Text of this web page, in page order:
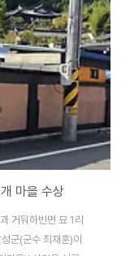
인 지원을 약속했다.
통합 특별법 제정
마을 수상
거둬하빈면 묘 1리
군(군수 최재훈)이